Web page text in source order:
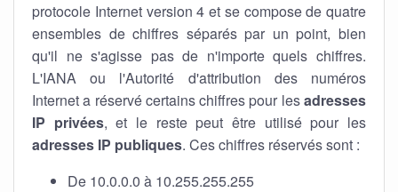
protocole Internet version 4 et se compose de quatre
ensembles de chiffres séparés par un point, bien
qu'il ne s'agisse pas de n'importe quels chiffres.
L'IANA ou l'Autorité d'attribution des numéros
Internet a réservé certains chiffres pour lesadresses
IP privées, et le reste peut être utilisé pour les
adresses IP publiques. Ces chiffres réservés sont :
De 10.0.0.0 à 10.255.255.255